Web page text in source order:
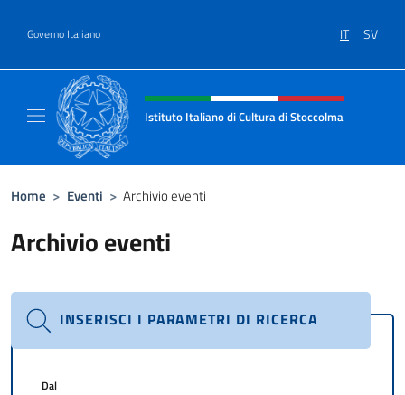
Governo Italiano IT SV
Intestazione sito, social e menù
Istituto Italiano di Cultura di Stoccolma
Home > Eventi > Archivio eventi
Archivio eventi
INSERISCI I PARAMETRI DI RICERCA
Dal